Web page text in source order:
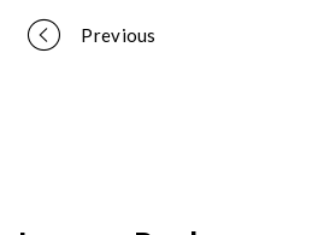
Portfolio
Previous